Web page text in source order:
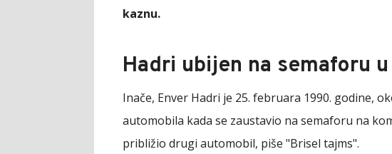
kaznu.
Hadri ubijen na semaforu
Inače, Enver Hadri je 25. februara 1990. godine,
automobila kada se zaustavio na semaforu na
približio drugi automobil, piše "Brisel tajms".